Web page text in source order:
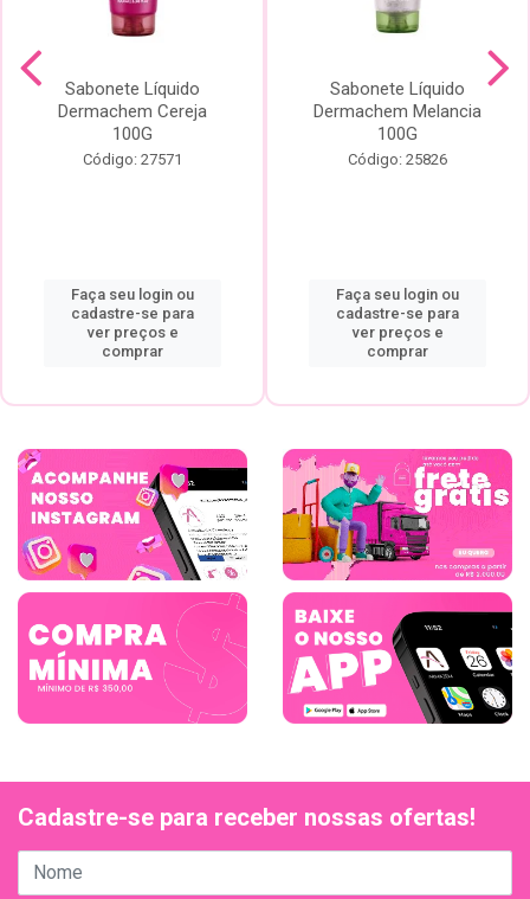
Sabonete Líquido
Dermachem Cereja
100G
Código: 27571
Faça seu login ou
cadastre-se para
ver preços e
comprar
Sabonete Líquido
Dermachem Melancia
100G
Código: 25826
Faça seu login ou
cadastre-se para
ver preços e
comprar
Cadastre-se para receber nossas ofertas!